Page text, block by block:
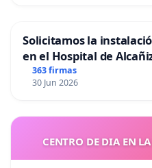
Solicitamos la
en el Hospital de
363 firmas
30 Jun 2026
CENTRO DE DIA EN